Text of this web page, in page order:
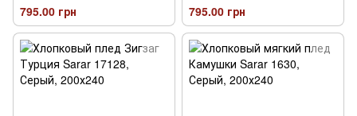
795.00 грн 795.00 грн